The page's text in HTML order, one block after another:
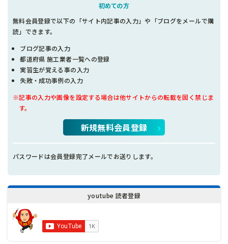
初めての方
無料会員登録で以下の「サイト内記事の入力」や「ブログをメールで購
読」できます。
ブログ記事の入力
都道府県 施工業者一覧への登録
実習生が覚える事の入力
失敗・成功事例の入力
※記事の入力や画像を設定する場合は他サイトからの転載を固く禁じま
す。
新規無料会員登録
パスワードは会員登録完了メールでお送りします。
youtube 読者登録